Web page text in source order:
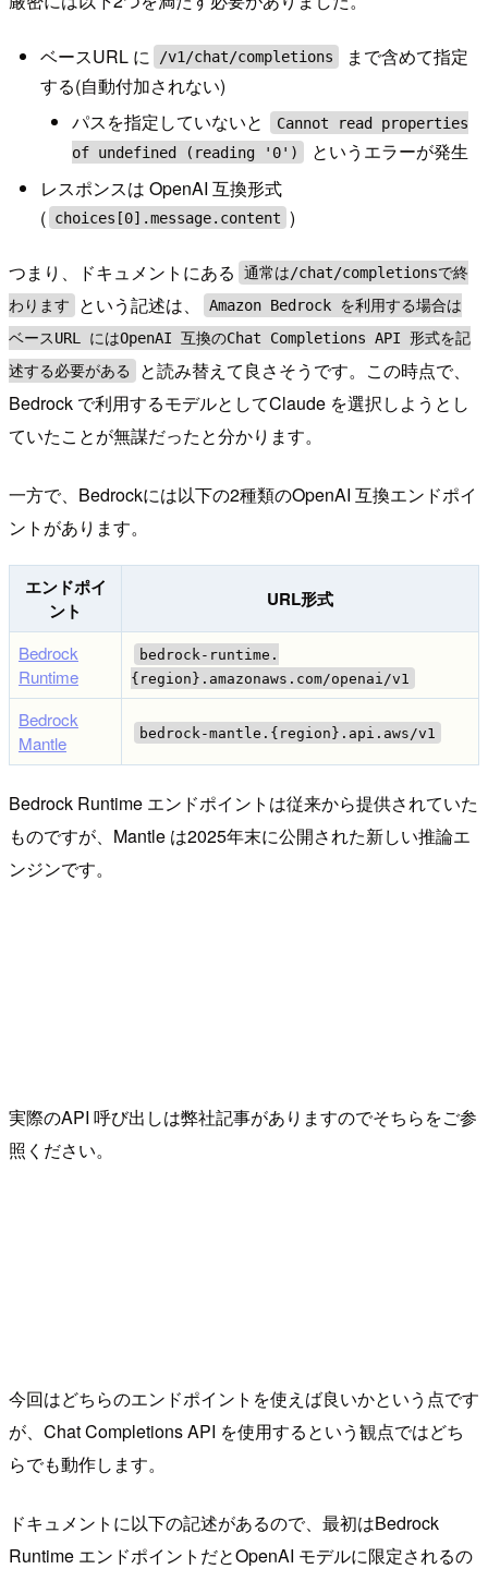
ベースURL に /v1/chat/completions
まで含めて指定
する(自動付加されない)
パスを指定していないと
Cannot read properties
of undefined (reading '0')
というエラーが発生
レスポンスは OpenAI 互換形式
( choices[0].message.content )
つまり、ドキュメントにある
通常は/chat/completionsで終
わります
という記述は、
Amazon Bedrock を利用する場合は
ベースURL にはOpenAI 互換のChat Completions API 形式を記
述する必要がある
と読み替えて良さそうです。この時点で、
Bedrock で利用するモデルとしてClaude を選択しようとし
ていたことが無謀だったと分かります。
一方で、Bedrockには以下の2種類のOpenAI 互換エンドポイ
ントがあります。
エンドポイ
ント
URL形式
Bedrock
Runtime
bedrock-runtime.
{region}.amazonaws.com/openai/v1
Bedrock
Mantle
bedrock-mantle.{region}.api.aws/v1
Bedrock Runtime エンドポイントは従来から提供されていた
ものですが、Mantle は2025年末に公開された新しい推論エ
ンジンです。
実際のAPI 呼び出しは弊社記事がありますのでそちらをご参
照ください。
今回はどちらのエンドポイントを使えば良いかという点です
が、Chat Completions API を使用するという観点ではどち
らでも動作します。
ドキュメントに以下の記述があるので、最初はBedrock
Runtime エンドポイントだとOpenAI モデルに限定されるの